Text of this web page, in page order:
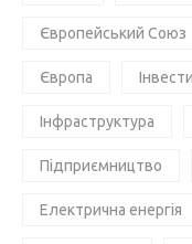
Європейський Союз
Європа
Інфраструктура
Підприємництво
Електрична енергія